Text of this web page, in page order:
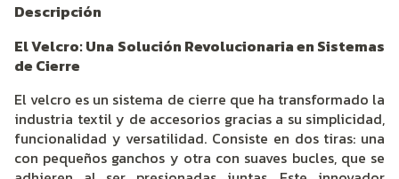
Descripción
El Velcro: Una Solución Revolucionaria en Sistemas
de Cierre
El velcro es un sistema de cierre que ha transformado la
industria textil y de accesorios gracias a su simplicidad,
funcionalidad y versatilidad. Consiste en dos tiras: una
con pequeños ganchos y otra con suaves bucles, que se